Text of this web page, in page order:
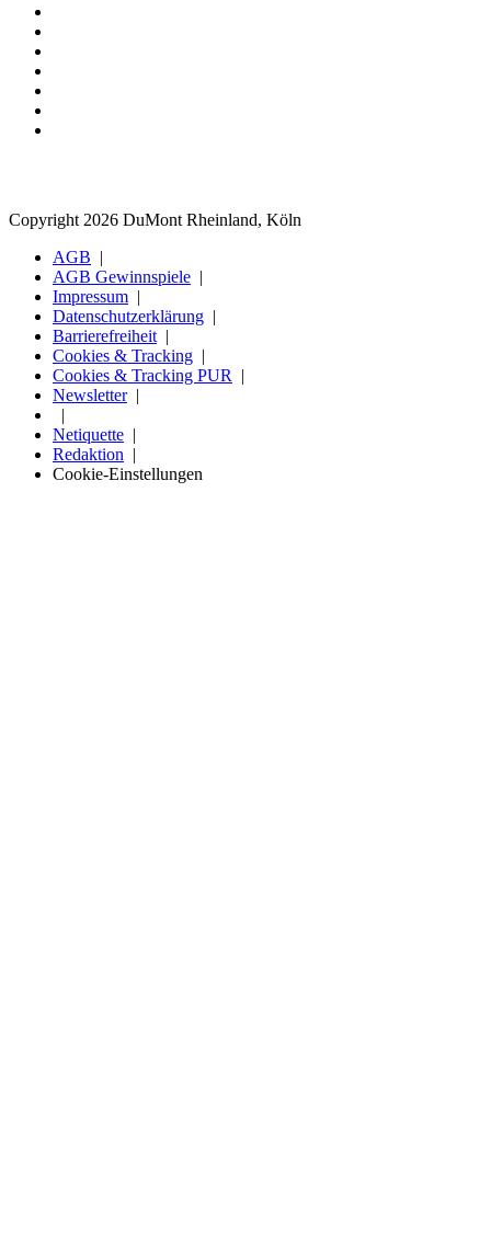
Copyright 2026 DuMont Rheinland, Köln
AGB
AGB Gewinnspiele
Impressum
Datenschutzerklärung
Barrierefreiheit
Cookies & Tracking
Cookies & Tracking PUR
Newsletter
Netiquette
Redaktion
Cookie-Einstellungen